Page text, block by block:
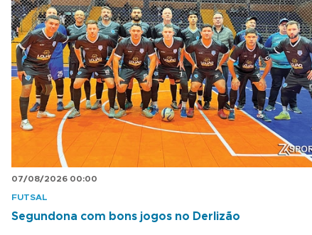
07/08/2026 00:00
FUTSAL
Segundona com bons jogos no Derlizão